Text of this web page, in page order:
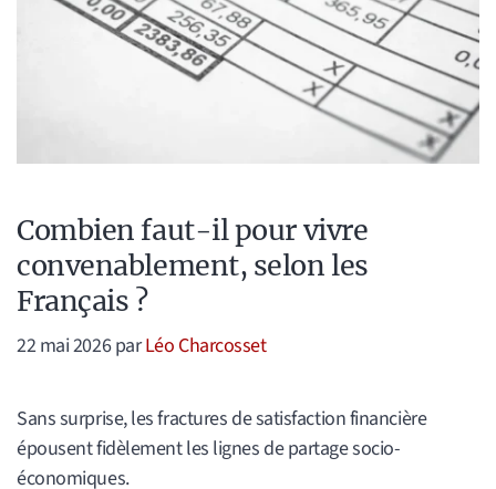
Combien faut-il pour vivre
convenablement, selon les
Français ?
22 mai 2026parLéo Charcosset
Sans surprise, les fractures de satisfaction financière
épousent fidèlement les lignes de partage socio-
économiques.